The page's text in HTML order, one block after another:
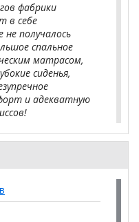
фабрики
в себе
получалось
спальное
матрасом,
сиденья,
и адекватную
полноценная
матрасом.
наполнении –
синтепух